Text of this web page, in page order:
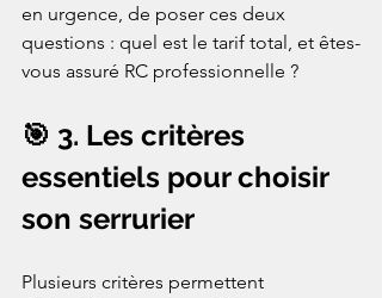
en urgence, de poser ces deux
questions : quel est le tarif total, et êtes-
vous assuré RC professionnelle ?
🎯 3. Les critères
essentiels pour choisir
son serrurier
Plusieurs critères permettent